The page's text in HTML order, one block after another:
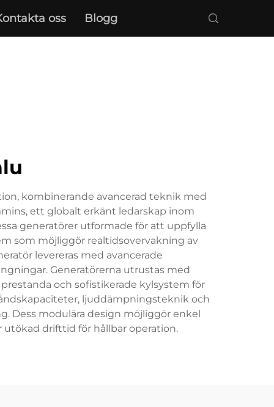
oss Blogg
kombinerande avancerad teknik med
ett globalt erkänt ledarskap inom
generatörer utformade för att uppfylla
som möjliggör realtidsovervakning av
levereras med avancerade
Generatörerna utrustas med
och sofistikerade kylsystem för
ljuddämpningsteknik och
Dess modulära design möjliggör enkel
drifttid för hållbar operation.